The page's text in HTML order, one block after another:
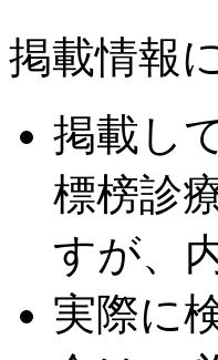
掲載情報
掲載し
標榜診
すが、
実際に